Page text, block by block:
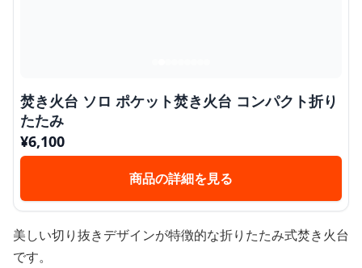
焚き火台 ソロ ポケット焚き火台 コンパクト折り
たたみ
¥6,100
商品の詳細を見る
美しい切り抜きデザインが特徴的な折りたたみ式焚き火台
です。